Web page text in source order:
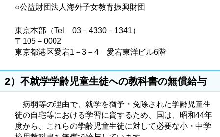
○公益財団法人海外子女教育振興財団
東京本部（Tel 03－4330－1341）
〒105－0002
東京都港区愛宕1－3－4 愛宕東洋ビル6階
2）不就学学齢児童生徒への教科書の無償給与
病弱等の理由で、就学を猶予・免除された学齢児童生
徒の自宅等における学習に資するため、国は、昭和44年
度から、これらの学齢児童生徒に対して必要な小・中学